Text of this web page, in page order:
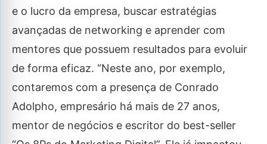
e o lucro da empresa, buscar estratégias
avançadas de networking e aprender com
mentores que possuem resultados para evoluir
de forma eficaz. “Neste ano, por exemplo,
contaremos com a presença de Conrado
Adolpho, empresário há mais de 27 anos,
mentor de negócios e escritor do best-seller